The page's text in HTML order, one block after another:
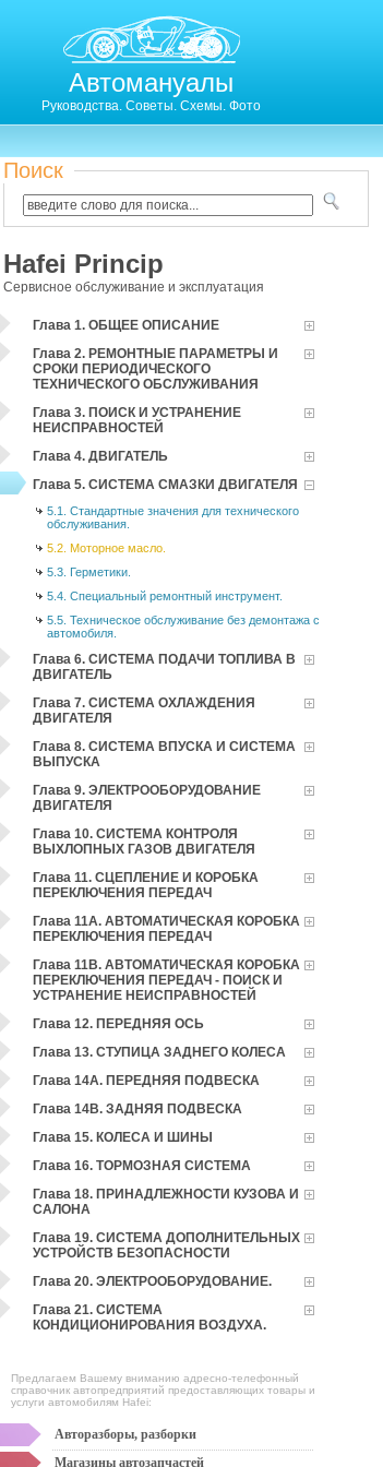
Автомануалы
Руководства. Советы. Схемы. Фото
Поиск
Hafei Princip
Сервисное обслуживание и эксплуатация
Глава 1. ОБЩЕЕ ОПИСАНИЕ
Глава 2. РЕМОНТНЫЕ ПАРАМЕТРЫ И
СРОКИ ПЕРИОДИЧЕСКОГО
ТЕХНИЧЕСКОГО ОБСЛУЖИВАНИЯ
Глава 3. ПОИСК И УСТРАНЕНИЕ
НЕИСПРАВНОСТЕЙ
Глава 4. ДВИГАТЕЛЬ
Глава 5. СИСТЕМА СМАЗКИ ДВИГАТЕЛЯ
5.1. Стандартные значения для технического
обслуживания.
5.2. Моторное масло.
5.3. Герметики.
5.4. Специальный ремонтный инструмент.
5.5. Техническое обслуживание без демонтажа с
автомобиля.
Глава 6. СИСТЕМА ПОДАЧИ ТОПЛИВА В
ДВИГАТЕЛЬ
Глава 7. СИСТЕМА ОХЛАЖДЕНИЯ
ДВИГАТЕЛЯ
Глава 8. СИСТЕМА ВПУСКА И СИСТЕМА
ВЫПУСКА
Глава 9. ЭЛЕКТРООБОРУДОВАНИЕ
ДВИГАТЕЛЯ
Глава 10. СИСТЕМА КОНТРОЛЯ
ВЫХЛОПНЫХ ГАЗОВ ДВИГАТЕЛЯ
Глава 11. СЦЕПЛЕНИЕ И КОРОБКА
ПЕРЕКЛЮЧЕНИЯ ПЕРЕДАЧ
Глава 11А. АВТОМАТИЧЕСКАЯ КОРОБКА
ПЕРЕКЛЮЧЕНИЯ ПЕРЕДАЧ
Глава 11В. АВТОМАТИЧЕСКАЯ КОРОБКА
ПЕРЕКЛЮЧЕНИЯ ПЕРЕДАЧ - ПОИСК И
УСТРАНЕНИЕ НЕИСПРАВНОСТЕЙ
Глава 12. ПЕРЕДНЯЯ ОСЬ
Глава 13. СТУПИЦА ЗАДНЕГО КОЛЕСА
Глава 14А. ПЕРЕДНЯЯ ПОДВЕСКА
Глава 14В. ЗАДНЯЯ ПОДВЕСКА
Глава 15. КОЛЕСА И ШИНЫ
Глава 16. ТОРМОЗНАЯ СИСТЕМА
Глава 18. ПРИНАДЛЕЖНОСТИ КУЗОВА И
САЛОНА
Глава 19. СИСТЕМА ДОПОЛНИТЕЛЬНЫХ
УСТРОЙСТВ БЕЗОПАСНОСТИ
Глава 20. ЭЛЕКТРООБОРУДОВАНИЕ.
Глава 21. СИСТЕМА
КОНДИЦИОНИРОВАНИЯ ВОЗДУХА.
Предлагаем Вашему вниманию адресно-телефонный
справочник автопредприятий предоставляющих товары и
услуги автомобилям Hafei:
Авторазборы, разборки
Магазины автозапчастей